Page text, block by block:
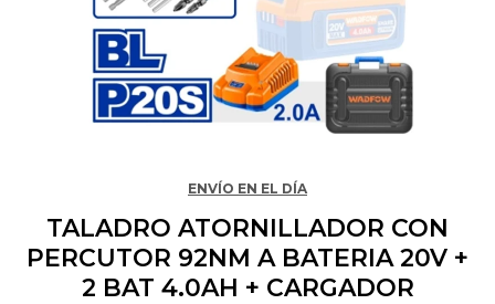
ENVÍO EN EL DÍA
TALADRO ATORNILLADOR CON
PERCUTOR 92NM A BATERIA 20V +
2 BAT 4.0AH + CARGADOR
Deportes
Camping
Mascotas